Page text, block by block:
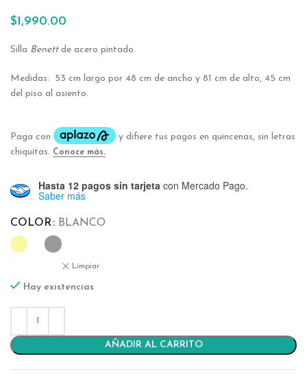
$1,990.00
Silla Benettde acero pintado.
Medidas: 53 cm largo por 48 cm de ancho y 81 cm de alto, 45 cm
del piso al asiento.
Hasta 12 pagos sin tarjeta con Mercado Pago.
Saber más
COLOR BLANCO
Limpiar
Hay existencias
AÑADIR AL CARRITO